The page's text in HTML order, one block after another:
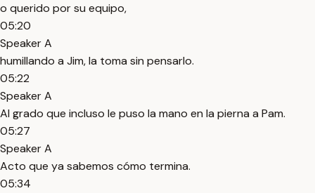
o querido por su equipo,
05:20
Speaker A
humillando a Jim, la toma sin pensarlo.
05:22
Speaker A
Al grado que incluso le puso la mano en la pierna a Pam.
05:27
Speaker A
Acto que ya sabemos cómo termina.
05:34